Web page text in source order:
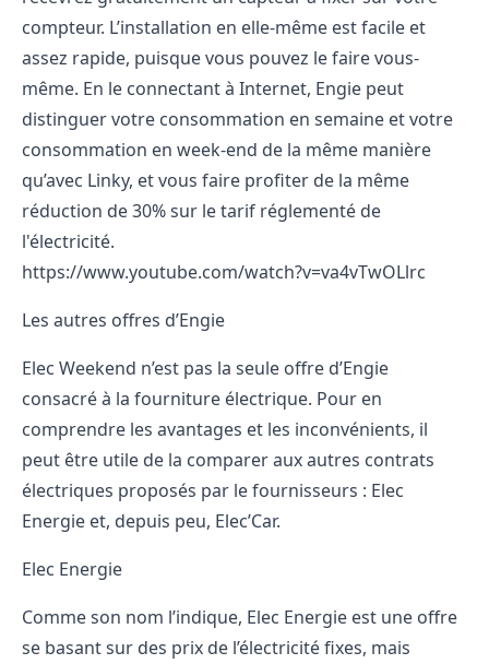
compteur. L’installation en elle-même est facile et
assez rapide, puisque vous pouvez le faire vous-
même. En le connectant à Internet, Engie peut
distinguer votre consommation en semaine et votre
consommation en week-end de la même manière
qu’avec Linky, et vous faire profiter de la même
réduction de 30% sur le tarif réglementé de
l'électricité.
https://www.youtube.com/watch?v=va4vTwOLlrc
Les autres offres d’Engie
Elec Weekend n’est pas la seule offre d’Engie
consacré à la fourniture électrique. Pour en
comprendre les avantages et les inconvénients, il
peut être utile de la comparer aux autres contrats
électriques proposés par le fournisseurs : Elec
Energie et, depuis peu, Elec’Car.
Elec Energie
Comme son nom l’indique, Elec Energie est une offre
se basant sur des prix de l’électricité fixes, mais